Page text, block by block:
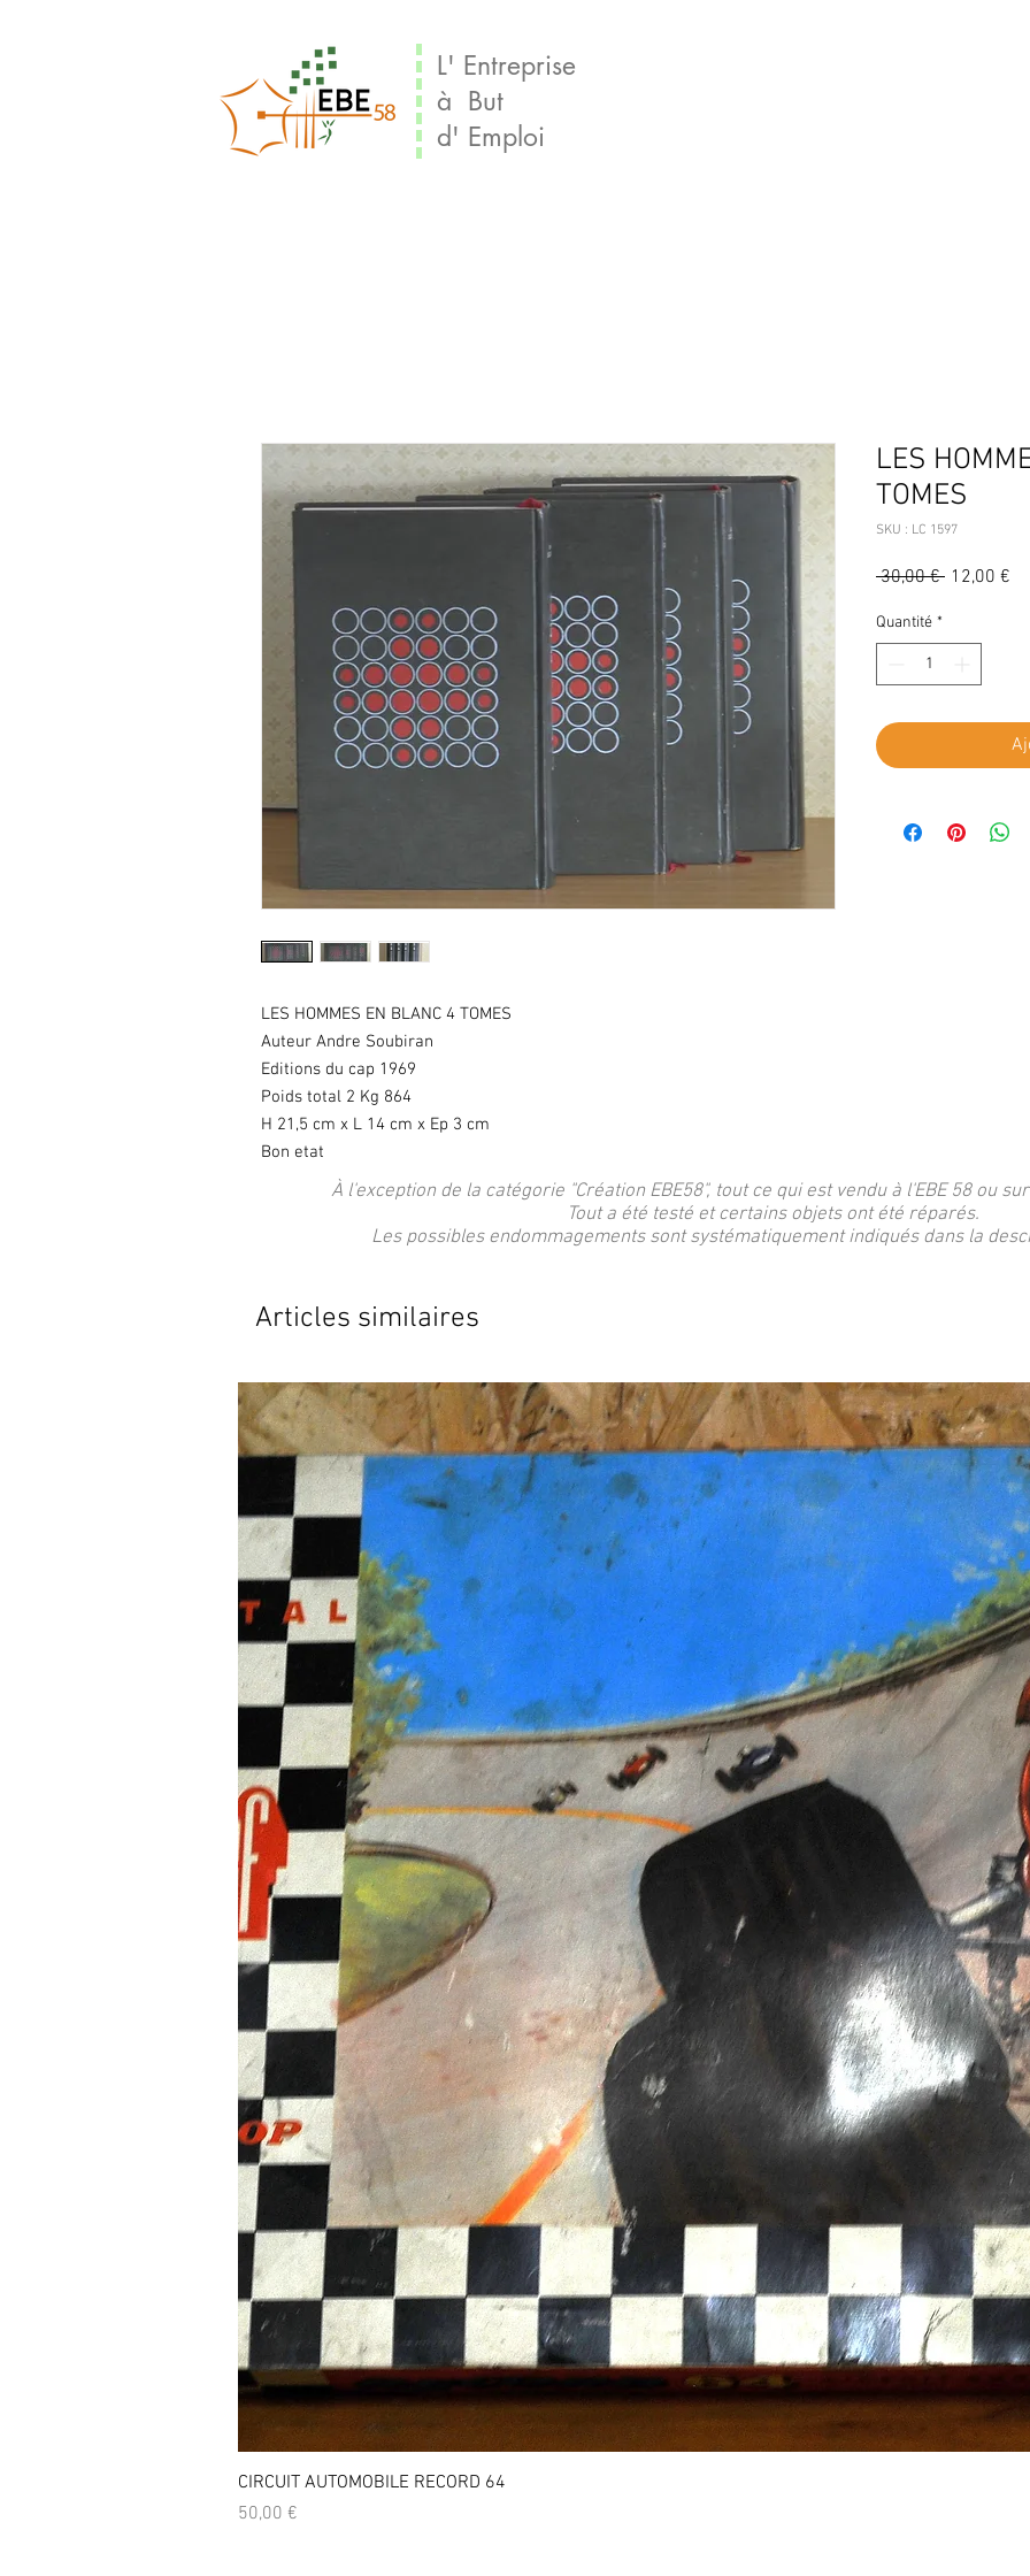
L' Entreprise
à But
d' Emploi
LES HOMMES EN BLANC 4 TOMES
Auteur Andre Soubiran
Editions du cap 1969
Poids total 2 Kg 864
H 21,5 cm x L 14 cm x Ep 3 cm
Bon etat
LES
TOMES
SKU : LC 1597
30,00 € Prix
12,00 €
Quantité *
À l'exception de la catégorie "Création EBE58", tout ce qui est vendu à l'EBE 58 ou
Tout a été testé et certains objets ont été réparés.
Les possibles endommagements sont systématiquement indiqués dans la
Articles similaires
CIRCUIT AUTOMOBILE RECORD 64
Prix
50,00 €